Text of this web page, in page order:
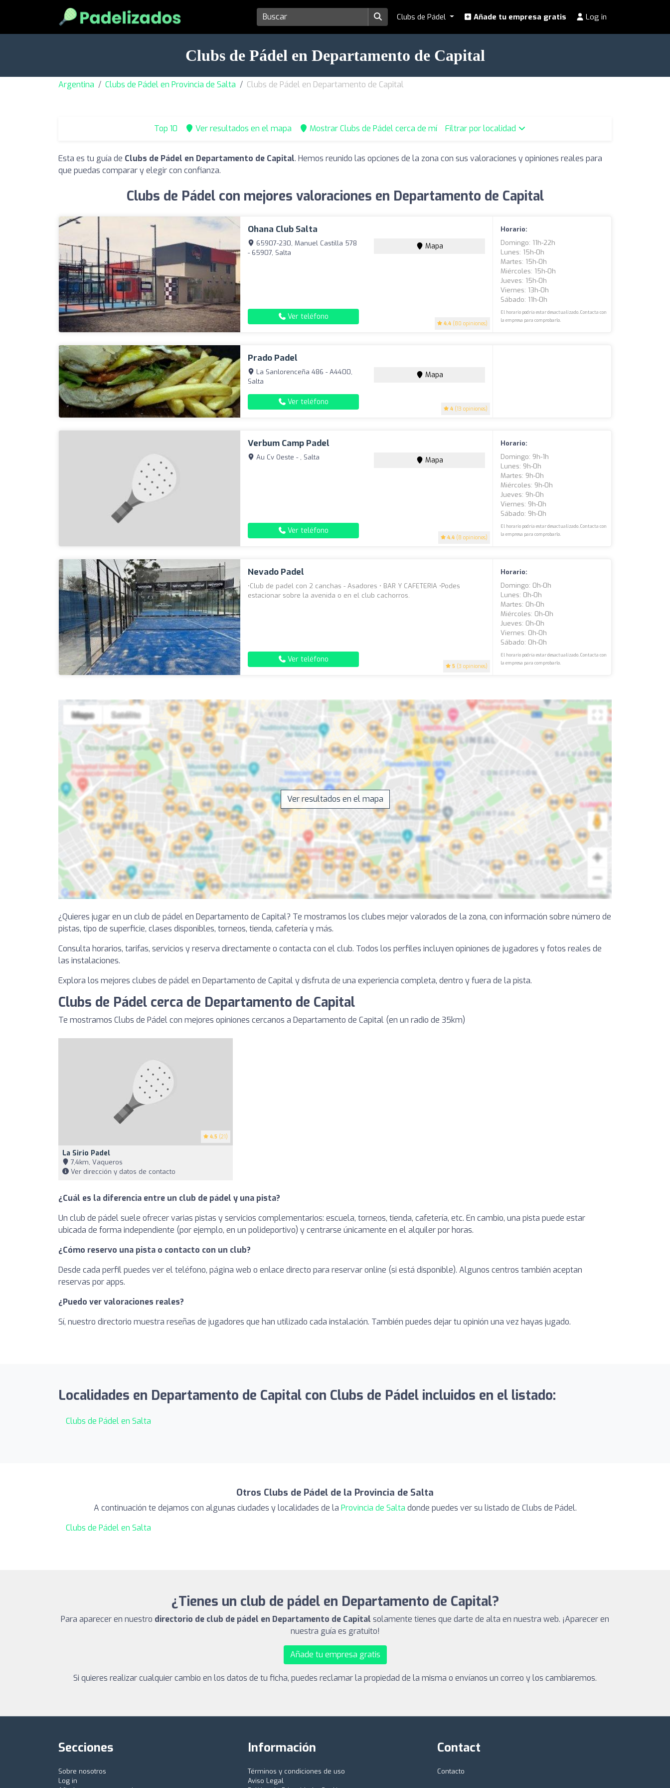
Clubs de Pádel Añade tu empresa gratis Log in
Clubs de Pádel en Departamento de Capital
Argentina Clubs de Pádel en Provincia de Salta Clubs de Pádel en Departamento de Capital
Top 10 Ver resultados en el mapa Mostrar Clubs de Pádel cerca de mí Filtrar por localidad
Esta es tu guía de Clubs de Pádel en Departamento de Capital. Hemos reunido las opciones de la zona con sus valoraciones y opiniones reales para
que puedas comparar y elegir con confianza.
Clubs de Pádel con mejores valoraciones en Departamento de Capital
Ohana Club Salta
4.4 (80 opiniones)
65907-230, Manuel Castilla 578
- 65907, Salta
Mapa
Ver teléfono
Horario:
Domingo: 11h-22h
Lunes: 15h-0h
Martes: 15h-0h
Miércoles: 15h-0h
Jueves: 15h-0h
Viernes: 13h-0h
Sábado: 11h-0h
El horario podría estar desactualizado. Contacta con
la empresa para comprobarlo.
Prado Padel
4 (13 opiniones)
La Sanlorenceña 486 - A4400,
Salta
Mapa
Ver teléfono
Verbum Camp Padel
4.4 (8 opiniones)
Au Cv Oeste - , Salta Mapa
Ver teléfono
Horario:
Domingo: 9h-1h
Lunes: 9h-0h
Martes: 9h-0h
Miércoles: 9h-0h
Jueves: 9h-0h
Viernes: 9h-0h
Sábado: 9h-0h
El horario podría estar desactualizado. Contacta con
la empresa para comprobarlo.
Nevado Padel
5 (3 opiniones)
•Club de padel con 2 canchas - Asadores • BAR Y CAFETERIA •Podes
estacionar sobre la avenida o en el club cachorros.
Ver teléfono
Horario:
Domingo: 0h-0h
Lunes: 0h-0h
Martes: 0h-0h
Miércoles: 0h-0h
Jueves: 0h-0h
Viernes: 0h-0h
Sábado: 0h-0h
El horario podría estar desactualizado. Contacta con
la empresa para comprobarlo.
Ver resultados en el mapa
¿Quieres jugar en un club de pádel en Departamento de Capital? Te mostramos los clubes mejor valorados de la zona, con información sobre número de
pistas, tipo de superficie, clases disponibles, torneos, tienda, cafetería y más.
Consulta horarios, tarifas, servicios y reserva directamente o contacta con el club. Todos los perfiles incluyen opiniones de jugadores y fotos reales de
las instalaciones.
Explora los mejores clubes de pádel en Departamento de Capital y disfruta de una experiencia completa, dentro y fuera de la pista.
Clubs de Pádel cerca de Departamento de Capital
Te mostramos Clubs de Pádel con mejores opiniones cercanos a Departamento de Capital (en un radio de 35km)
4.5 (21)
La Sirio Padel
7,4km, Vaqueros
Ver dirección y datos de contacto
¿Cuál es la diferencia entre un club de pádel y una pista?
Un club de pádel suele ofrecer varias pistas y servicios complementarios: escuela, torneos, tienda, cafetería, etc. En cambio, una pista puede estar
ubicada de forma independiente (por ejemplo, en un polideportivo) y centrarse únicamente en el alquiler por horas.
¿Cómo reservo una pista o contacto con un club?
Desde cada perfil puedes ver el teléfono, página web o enlace directo para reservar online (si está disponible). Algunos centros también aceptan
reservas por apps.
¿Puedo ver valoraciones reales?
Sí, nuestro directorio muestra reseñas de jugadores que han utilizado cada instalación. También puedes dejar tu opinión una vez hayas jugado.
Localidades en Departamento de Capital con Clubs de Pádel incluidos en el listado:
Clubs de Pádel en Salta
Otros Clubs de Pádel de la Provincia de Salta
A continuación te dejamos con algunas ciudades y localidades de la Provincia de Salta donde puedes ver su listado de Clubs de Pádel.
Clubs de Pádel en Salta
¿Tienes un club de pádel en Departamento de Capital?
Para aparecer en nuestro directorio de club de pádel en Departamento de Capital solamente tienes que darte de alta en nuestra web. ¡Aparecer en
nuestra guía es gratuito!
Añade tu empresa gratis
Si quieres realizar cualquier cambio en los datos de tu ficha, puedes reclamar la propiedad de la misma o envíanos un correo y los cambiaremos.
Secciones
Sobre nosotros
Log in
Información
Términos y condiciones de uso
Aviso Legal
Contact
Contacto